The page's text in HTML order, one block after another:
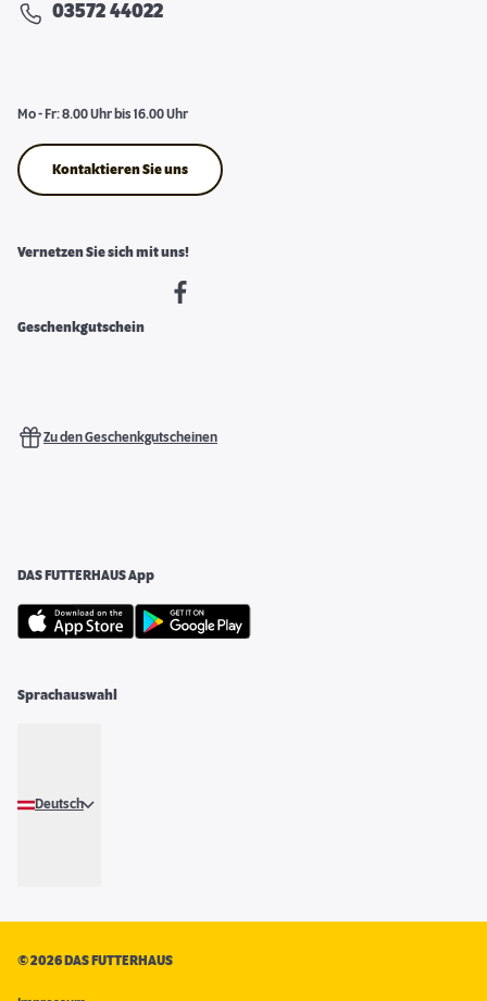
03572 44022
Mo - Fr: 8.00 Uhr bis 16.00 Uhr
Kontaktieren Sie uns
Vernetzen Sie sich mit uns!
Geschenkgutschein
Zu den Geschenkgutscheinen
DAS FUTTERHAUS App
Sprachauswahl
Deutsch
©2026 DAS FUTTERHAUS